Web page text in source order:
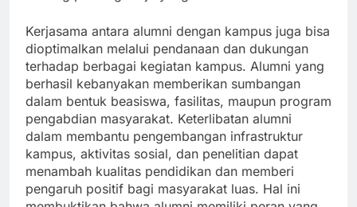
Kerjasama antara alumni dengan kampus juga bisa
dioptimalkan melalui pendanaan dan dukungan
terhadap berbagai kegiatan kampus. Alumni yang
berhasil kebanyakan memberikan sumbangan
dalam bentuk beasiswa, fasilitas, maupun program
pengabdian masyarakat. Keterlibatan alumni
dalam membantu pengembangan infrastruktur
kampus, aktivitas sosial, dan penelitian dapat
menambah kualitas pendidikan dan memberi
pengaruh positif bagi masyarakat luas. Hal ini